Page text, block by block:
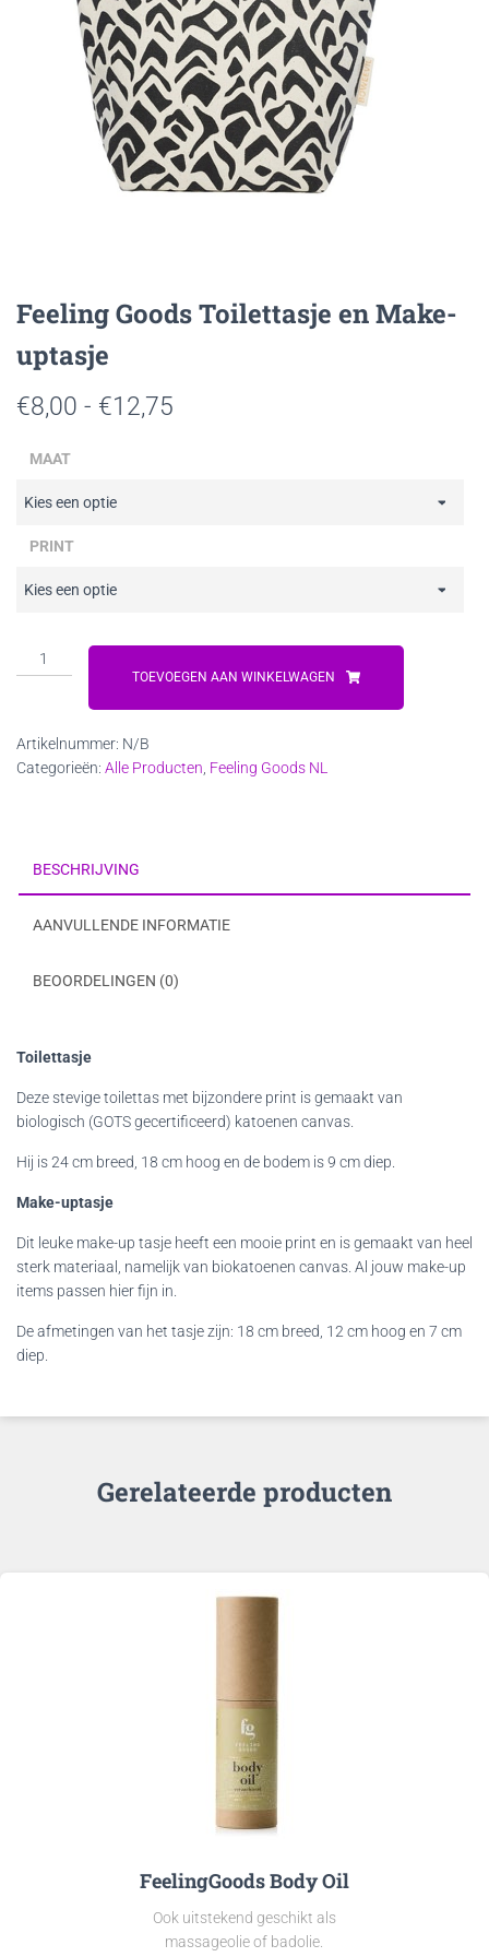
Feeling Goods Toilettasje en Make-
uptasje
€8,00 - €12,75
MAAT
PRINT
Feeling
Goods
Make-
uptasje
TOEVOEGEN AAN WINKELWAGEN
Artikelnummer: N/B
Categorieën: Alle Producten Feeling Goods NL
BESCHRIJVING
AANVULLENDE INFORMATIE
BEOORDELINGEN (0)
Toilettasje
Deze stevige toilettas met bijzondere print is gemaakt van
biologisch (GOTS gecertificeerd) katoenen canvas.
Hij is 24 cm breed, 18 cm hoog en de bodem is 9 cm diep.
Make-uptasje
Dit leuke make-up tasje heeft een mooie print en is gemaakt van heel
sterk materiaal, namelijk van biokatoenen canvas. Al jouw make-up
items passen hier fijn in.
De afmetingen van het tasje zijn: 18 cm breed, 12 cm hoog en 7 cm
diep.
Gerelateerde producten
FeelingGoods Body Oil
Ook uitstekend geschikt als
massageolie of badolie.